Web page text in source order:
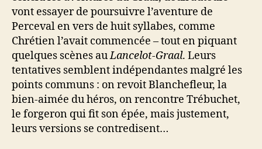
vont essayer de poursuivre l’aventure de
Perceval en vers de huit syllabes, comme
Chrétien l’avait commencée – tout en piquant
quelques scènes auLancelot-Graal. Leurs
tentatives semblent indépendantes malgré les
points communs : on revoit Blanchefleur, la
bien-aimée du héros, on rencontre Trébuchet,
le forgeron qui fit son épée, mais justement,
leurs versions se contredisent…